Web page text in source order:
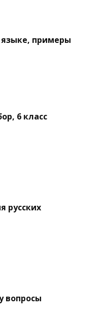
языке, примеры
6 класс
русских
вопросы